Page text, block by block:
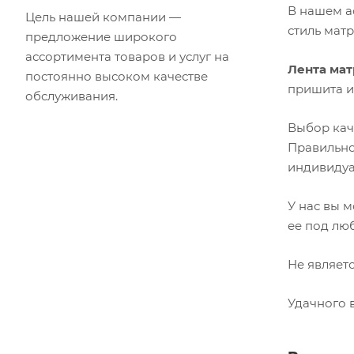
В нашем
стиль
Лента
пришита
Выбор
У нас вы
ее под
Не
Удачного
Цель нашей компании —
предложение широкого
ассортимента товаров и услуг на
постоянно высоком качестве
обслуживания.